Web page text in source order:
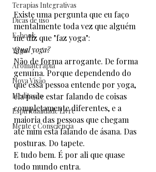
Terapias Integrativas
Dicas de uso
E-book
Yoga
Aromaterapia
Nova Visão
Meditação
Espiritualidade Livre
Mente e Consciência
Existe uma pergunta que eu faço
mentalmente toda vez que alguém
me diz que "faz yoga":
Qual yoga?
Não de forma arrogante. De forma
genuína. Porque dependendo do
que essa pessoa entende por yoga,
ela pode estar falando de coisas
completamente diferentes, e a
maioria das pessoas que chegam
até mim está falando de ásana. Das
posturas. Do tapete.
E tudo bem. É por ali que quase
todo mundo entra.